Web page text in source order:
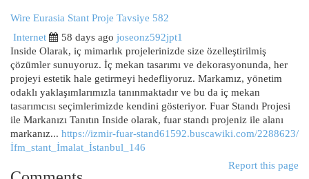
Wire Eurasia Stant Proje Tavsiye 582
Internet
58 days ago joseonz592jpt1
Inside Olarak, iç mimarlık projelerinizde size özelleştirilmiş
çözümler sunuyoruz. İç mekan tasarımı ve dekorasyonunda, her
projeyi estetik hale getirmeyi hedefliyoruz. Markamız, yönetim
odaklı yaklaşımlarımızla tanınmaktadır ve bu da iç mekan
tasarımcısı seçimlerimizde kendini gösteriyor. Fuar Standı Projesi
ile Markanızı Tanıtın Inside olarak, fuar standı projeniz ile alanı
markanız... https://izmir-fuar-stand61592.buscawiki.com/2288623/
İfm_stant_İmalat_İstanbul_146
Report this page